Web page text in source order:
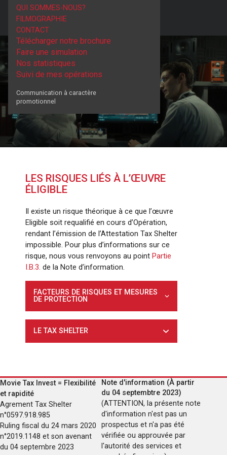
Télécharger notre brochure
Faire une simulation
Nos statistiques
Suivi de mes opérations
Communication à caractère
promotionnel
QUI SOMMES-NOUS?
FILMOGRAPHIE
CONTACT
LES RISQUES LIÉS À L’ŒUVRE
ÉLIGIBLE
Il existe un risque théorique à ce que l’œuvre
Eligible soit requalifié en cours d’Opération,
rendant l’émission de l’Attestation Tax Shelter
impossible. Pour plus d’informations sur ce
risque, nous vous renvoyons au point Partie
I.B.3. de la Note d’information.
FACTEURS DE RISQUES ET MESURES
DE PROTECTION
LE TAX SHELTER
Movie Tax Invest = Flexibilité
et rapidité
Agrement Tax Shelter
n°0597.918.985
Ruling fiscal du 24 mars 2020
n°2019.1148 et son avenant
du 04 septembre 2023
Note d'information (À partir
du 04 septembtre 2023)
(ATTENTION, la présente note
d'information n'est pas un
prospectus et n'a pas été
vérifiée ou approuvée par
l'autorité des services et